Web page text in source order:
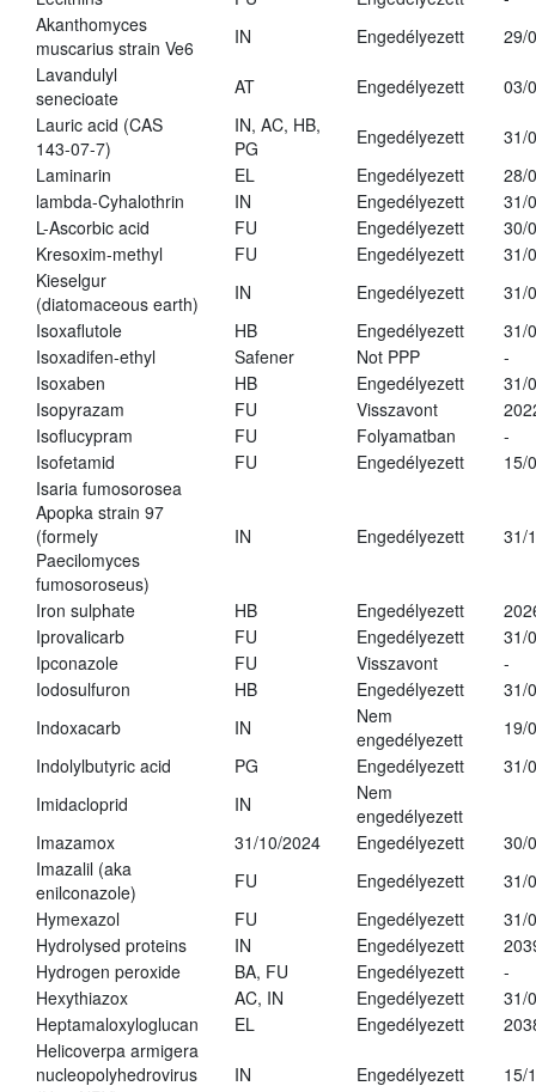
Akanthomyces
muscarius strain Ve6
IN Engedélyezett
29/
Lavandulyl
senecioate
AT Engedélyezett
03/
Lauric acid (CAS
143-07-7)
IN, AC, HB,
PG
Engedélyezett
31/
Laminarin
EL Engedélyezett
28/
lambda-Cyhalothrin
IN Engedélyezett
31/
L-Ascorbic acid
FU Engedélyezett
30/
Kresoxim-methyl
FU Engedélyezett
31/
Kieselgur
(diatomaceous earth)
IN Engedélyezett
31/
Isoxaflutole
HB Engedélyezett
31/
Isoxadifen-ethyl
Safener Not PPP
-
Isoxaben
HB Engedélyezett
31/
Isopyrazam
FU Visszavont
Isoflucypram
FU Folyamatban
-
Isofetamid
FU Engedélyezett
15/
Isaria fumosorosea
Apopka strain 97
(formely
Paecilomyces
fumosoroseus)
IN Engedélyezett 31/
Iron sulphate HB Engedélyezett
Iprovalicarb
FU Engedélyezett
31/
Ipconazole
FU Visszavont
-
Iodosulfuron
HB Engedélyezett
31/
Indoxacarb
IN
Nem
engedélyezett
19/
Indolylbutyric acid
PG Engedélyezett
31/
Imidacloprid
IN
Nem
engedélyezett
Imazamox
31/10/2024 Engedélyezett
30/
Imazalil (aka
enilconazole)
FU Engedélyezett
31/
Hymexazol
FU Engedélyezett
31/
Hydrolysed proteins
IN Engedélyezett
Hydrogen peroxide
BA, FU Engedélyezett
-
Hexythiazox
AC, IN Engedélyezett
31/
Heptamaloxyloglucan
EL Engedélyezett
Helicoverpa armigera
nucleopolyhedrovirus
IN Engedélyezett 15/